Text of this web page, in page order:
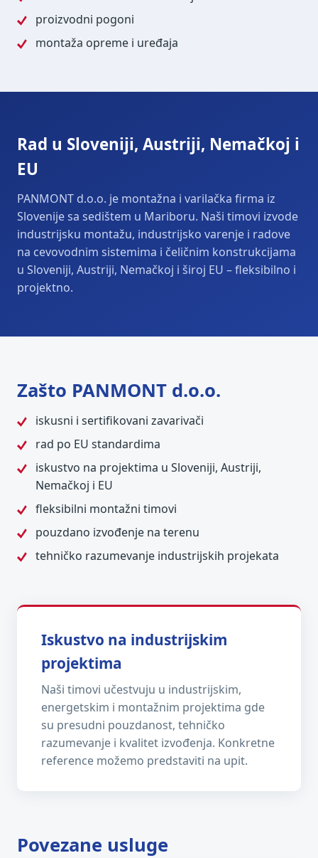
proizvodni pogoni
montaža opreme i uređaja
Rad u Sloveniji, Austriji, Nemačkoj i
EU
PANMONT d.o.o. je montažna i varilačka firma iz
Slovenije sa sedištem u Mariboru. Naši timovi izvode
industrijsku montažu, industrijsko varenje i radove
na cevovodnim sistemima i čeličnim konstrukcijama
u Sloveniji, Austriji, Nemačkoj i široj EU – fleksibilno i
projektno.
Zašto PANMONT d.o.o.
iskusni i sertifikovani zavarivači
rad po EU standardima
iskustvo na projektima u Sloveniji, Austriji,
Nemačkoj i EU
fleksibilni montažni timovi
pouzdano izvođenje na terenu
tehničko razumevanje industrijskih projekata
Iskustvo na industrijskim
projektima
Naši timovi učestvuju u industrijskim,
energetskim i montažnim projektima gde
su presudni pouzdanost, tehničko
razumevanje i kvalitet izvođenja. Konkretne
reference možemo predstaviti na upit.
Povezane usluge